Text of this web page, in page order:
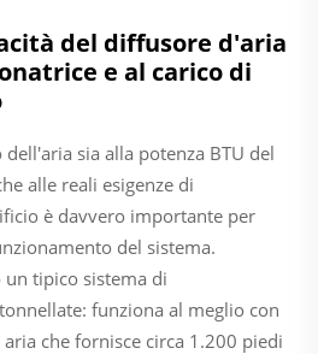
del diffusore d'aria
e al carico di
sia alla potenza BTU del
alle reali esigenze di
è davvero importante per
del sistema.
tipico sistema di
funziona al meglio con
che fornisce circa 1.200 piedi